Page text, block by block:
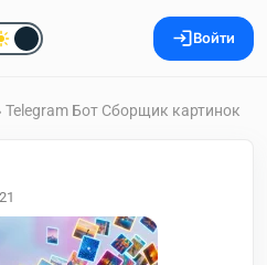
Войти
Telegram Бот Сборщик картинок